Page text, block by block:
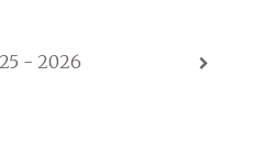
- 2026